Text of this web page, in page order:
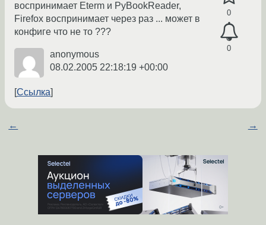
0
0
воспринимает Eterm и PyBookReader,
Firefox воспринимает через раз ... может в
конфиге что не то ???
anonymous
08.02.2005 22:18:19 +00:00
Ссылка
← →